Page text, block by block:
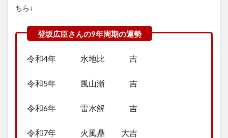
ちら↓
令和4年 水地比 吉
令和5年 風山漸 吉
令和6年 雷水解 吉
令和7年 火風鼎 大吉